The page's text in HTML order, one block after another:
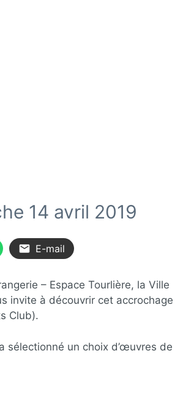
14 avril 2019
E-mail
– Espace Tourlière, la Ville
invite à découvrir cet accrochage
Club).
sélectionné un choix d’œuvres de